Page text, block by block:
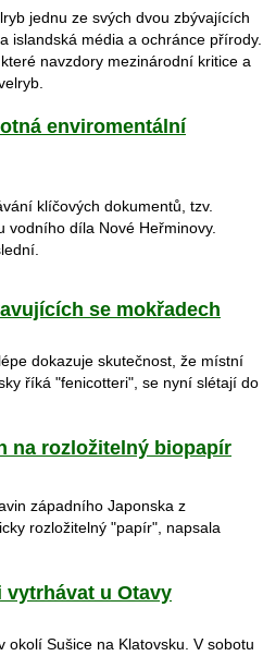
jednu ze svých dvou zbývajících
islandská média a ochránce přírody.
navzdory mezinárodní kritice a
enviromentální
klíčových dokumentů, tzv.
vodního díla Nové Heřminovy.
se mokřadech
dokazuje skutečnost, že místní
říká "fenicotteri", se nyní slétají do
na rozložitelný biopapír
západního Japonska z
rozložitelný "papír", napsala
u Otavy
Sušice na Klatovsku. V sobotu